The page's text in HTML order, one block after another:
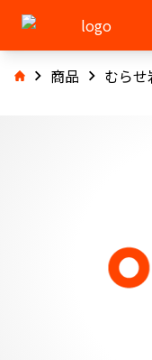
商品 むら